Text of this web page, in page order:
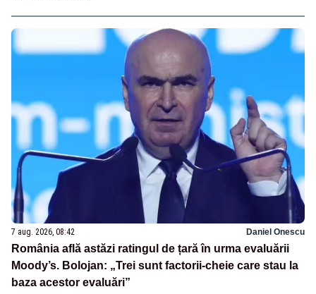
7 aug. 2026, 08:42 Daniel Onescu
România află astăzi ratingul de țară în urma evaluării
Moody’s. Bolojan: „Trei sunt factorii-cheie care stau la
baza acestor evaluări”